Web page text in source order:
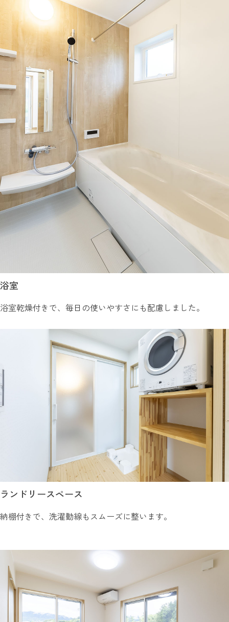
浴室
浴室乾燥付きで、毎日の使いやすさにも配慮しました。
ランドリースペース
納棚付きで、洗濯動線もスムーズに整います。